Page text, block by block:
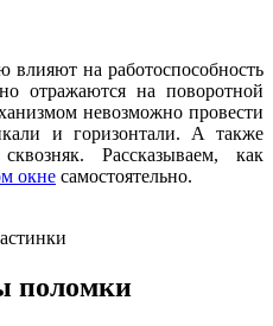
на работоспособность
отражаются на поворотной
невозможно провести
и горизонтали. А также
Рассказываем, как
окне самостоятельно.
поломки